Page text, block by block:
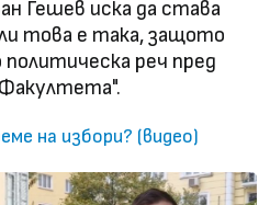
Гешев иска да става
това е така, защото
реч пред
на избори? (видео)